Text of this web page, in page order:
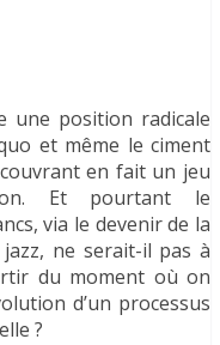
une position radicale
et même le ciment
en fait un jeu
Et pourtant le
via le devenir de la
ne serait-il pas à
du moment où on
d’un processus
?